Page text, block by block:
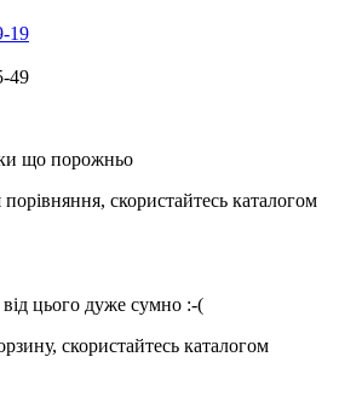
19
49
що порожньо
скористайтесь каталогом
цього дуже сумно :-(
скористайтесь каталогом